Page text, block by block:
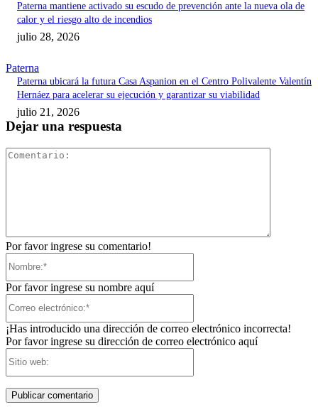
Paterna mantiene activado su escudo de prevención ante la nueva ola de
calor y el riesgo alto de incendios
julio 28, 2026
Paterna
Paterna ubicará la futura Casa Aspanion en el Centro Polivalente Valentín
Hernáez para acelerar su ejecución y garantizar su viabilidad
julio 21, 2026
Dejar una respuesta
Por favor ingrese su comentario!
Por favor ingrese su nombre aquí
¡Has introducido una dirección de correo electrónico incorrecta!
Por favor ingrese su dirección de correo electrónico aquí